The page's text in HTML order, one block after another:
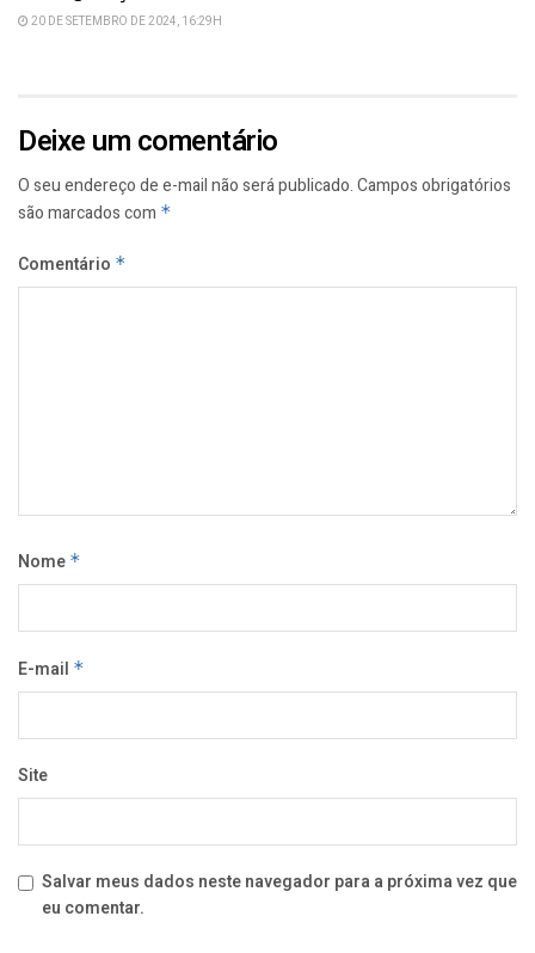
20 DE SETEMBRO DE 2024, 16:29H
Deixe um comentário
O seu endereço de e-mail não será publicado.Campos obrigatórios
são marcados com *
Comentário *
Nome *
E-mail *
Site
Salvar meus dados neste navegador para a próxima vez que
eu comentar.